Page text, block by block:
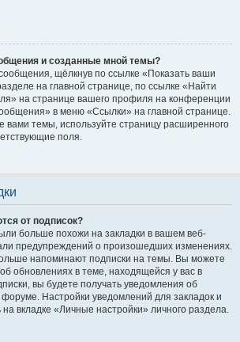
и созданные мной темы?
щёлкнув по ссылке «Показать ваши
на главной странице, по ссылке «Найти
на странице вашего профиля на конференции
в меню «Ссылки» на главной странице.
вами темы, используйте страницу расширенного
поля.
от подписок?
больше похожи на закладки в вашем веб-
предупреждений о произошедших изменениях.
напоминают подписки на темы. Вы можете
обновлениях в теме, находящейся у вас в
вы будете получать уведомления об
Настройки уведомлений для закладок и
вкладке «Личные настройки» личного раздела.